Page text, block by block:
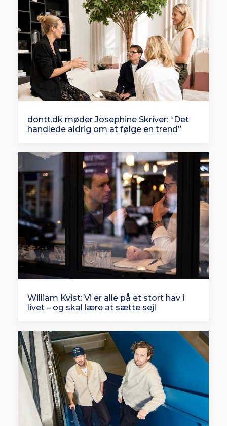
dontt.dk møder Josephine Skriver: “Det
handlede aldrig om at følge en trend”
William Kvist: Vi er alle på et stort hav i
livet – og skal lære at sætte sejl